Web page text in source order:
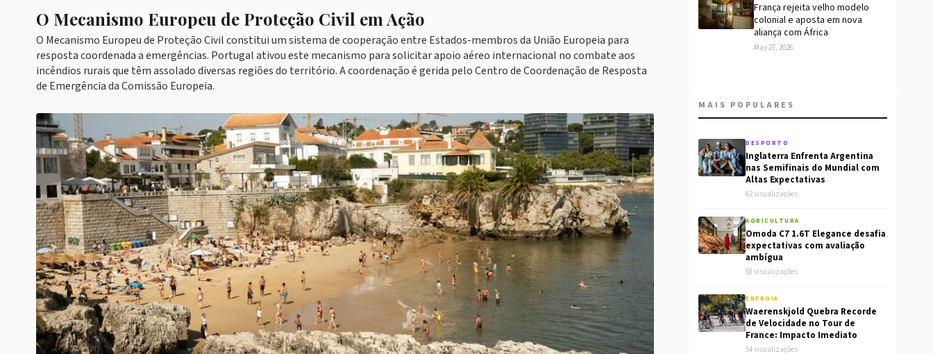
O Mecanismo Europeu de Proteção Civil em Ação
O Mecanismo Europeu de Proteção Civil constitui um sistema de cooperação entre Estados-membros da União Europeia para
resposta coordenada a emergências. Portugal ativou este mecanismo para solicitar apoio aéreo internacional no combate aos
incêndios rurais que têm assolado diversas regiões do território. A coordenação é gerida pelo Centro de Coordenação de Resposta
de Emergência da Comissão Europeia.
França rejeita velho modelo
colonial e aposta em nova
aliança com África
May 27, 2026
MAIS POPULARES
DESPORTO
Inglaterra Enfrenta Argentina
nas Semifinais do Mundial com
Altas Expectativas
62 visualizações
AGRICULTURA
Omoda C7 1.6T Elegance desafia
expectativas com avaliação
ambígua
58 visualizações
ENERGIA
Waerenskjold Quebra Recorde
de Velocidade no Tour de
France: Impacto Imediato
54 visualizações